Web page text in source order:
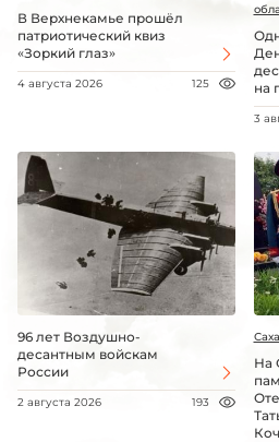
В Верхнекамье прошёл
патриотический квиз
«Зоркий глаз»
4 августа 2026 125
на
3
96 лет Воздушно-
десантным войскам
России
2 августа 2026 193
На